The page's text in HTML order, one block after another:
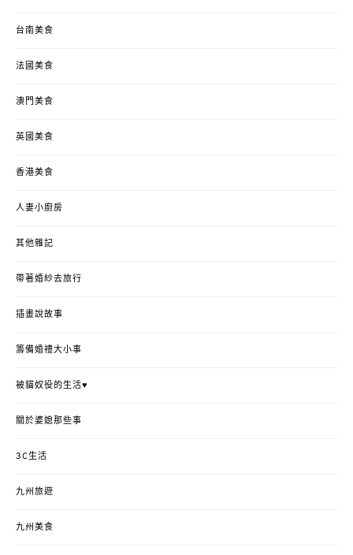
台南美食
法國美食
澳門美食
英國美食
香港美食
人妻小廚房
其他雜記
帶著婚紗去旅行
插畫說故事
籌備婚禮大小事
被貓奴役的生活♥
關於婆媳那些事
3C生活
九州旅遊
九州美食